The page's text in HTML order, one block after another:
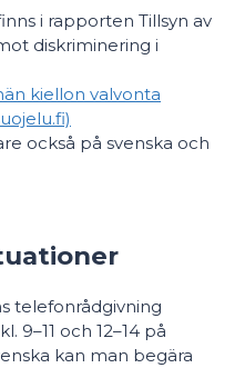
i rapporten Tillsyn av
diskriminering i
kiellon valvonta
också på svenska och
telefonrådgivning
9–11 och 12–14 på
kan man begära